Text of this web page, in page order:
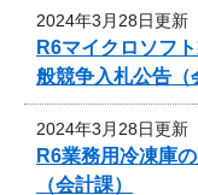
2024年3月28日更新
R6マイクロソフ
般競争入札公告（
2024年3月28日更新
R6業務用冷凍庫
（会計課）